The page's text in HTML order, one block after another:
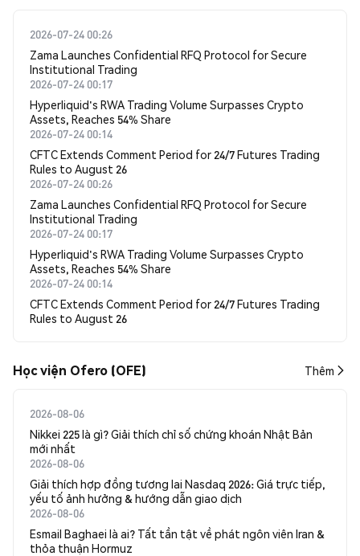
2026-07-24 00:26
Zama Launches Confidential RFQ Protocol for Secure
Institutional Trading
2026-07-24 00:17
Hyperliquid's RWA Trading Volume Surpasses Crypto
Assets, Reaches 54% Share
2026-07-24 00:14
CFTC Extends Comment Period for 24/7 Futures Trading
Rules to August 26
2026-07-24 00:26
Zama Launches Confidential RFQ Protocol for Secure
Institutional Trading
2026-07-24 00:17
Hyperliquid's RWA Trading Volume Surpasses Crypto
Assets, Reaches 54% Share
2026-07-24 00:14
CFTC Extends Comment Period for 24/7 Futures Trading
Rules to August 26
Học viện Ofero (OFE) Thêm
2026-08-06
Nikkei 225 là gì? Giải thích chỉ số chứng khoán Nhật Bản
mới nhất
2026-08-06
Giải thích hợp đồng tương lai Nasdaq 2026: Giá trực tiếp,
yếu tố ảnh hưởng & hướng dẫn giao dịch
2026-08-06
Esmail Baghaei là ai? Tất tần tật về phát ngôn viên Iran &
thỏa thuận Hormuz